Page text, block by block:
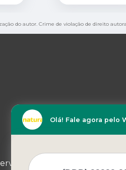
do autor. Crime de violação de direito
Olá! Fale agora pelo